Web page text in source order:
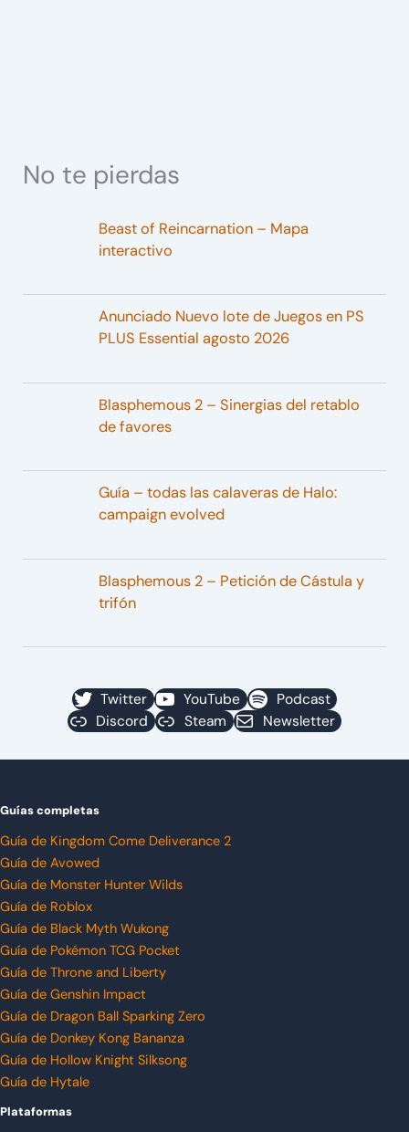
No te pierdas
Beast of Reincarnation – Mapa
interactivo
Anunciado Nuevo lote de Juegos en PS
PLUS Essential agosto 2026
Blasphemous 2 – Sinergias del retablo
de favores
Guía – todas las calaveras de Halo:
campaign evolved
Blasphemous 2 – Petición de Cástula y
trifón
Twitter YouTube
Podcast
Discord
Steam Newsletter
Guías completas
Guía de Kingdom Come Deliverance 2
Guía de Avowed
Guía de Monster Hunter Wilds
Guía de Roblox
Guía de Black Myth Wukong
Guía de Pokémon TCG Pocket
Guía de Throne and Liberty
Guía de Genshin Impact
Guía de Dragon Ball Sparking Zero
Guía de Donkey Kong Bananza
Guía de Hollow Knight Silksong
Guía de Hytale
Plataformas